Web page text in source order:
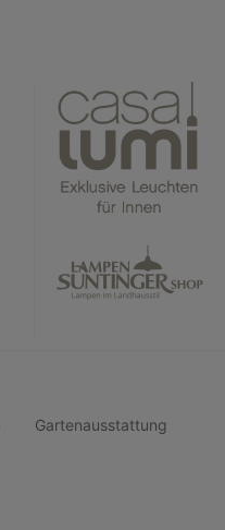
Gartenausstattung